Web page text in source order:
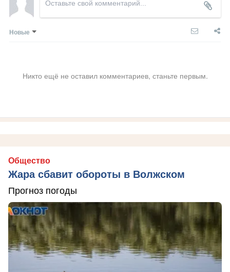
Новые
Никто ещё не оставил комментариев, станьте первым.
Общество
Жара сбавит обороты в Волжском
Прогноз погоды